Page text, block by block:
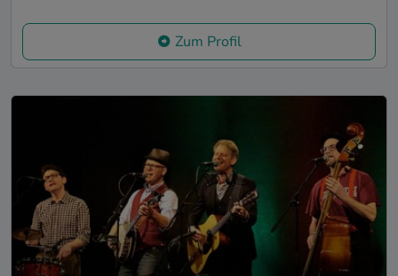
Zum Profil